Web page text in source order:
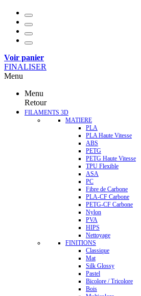
Voir panier
FINALISER
Menu
Menu
Retour
FILAMENTS 3D
MATIERE
PLA
PLA Haute Vitesse
ABS
PETG
PETG Haute Vitesse
TPU Flexible
ASA
PC
Fibre de Carbone
PLA-CF Carbone
PETG-CF Carbone
Nylon
PVA
HIPS
Nettoyage
FINITIONS
Classique
Mat
Silk Glossy
Pastel
Bicolore / Tricolore
Bois